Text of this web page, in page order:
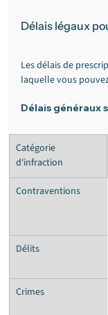
Délais légaux
Les délais de
laquelle vous
Délais généraux
Catégorie
d'infraction
Contraventions
Délits
Crimes